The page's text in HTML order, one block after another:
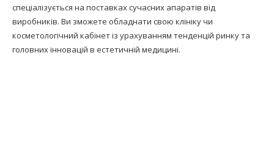
спеціалізується на поставках сучасних апаратів від
виробників. Ви зможете обладнати свою клініку чи
косметологічний кабінет із урахуванням тенденцій ринку та
головних інновацій в естетичній медицині.